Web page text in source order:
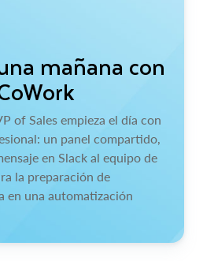
mañana con
of Sales empieza el día con
un panel compartido,
en Slack al equipo de
la preparación de
en una automatización